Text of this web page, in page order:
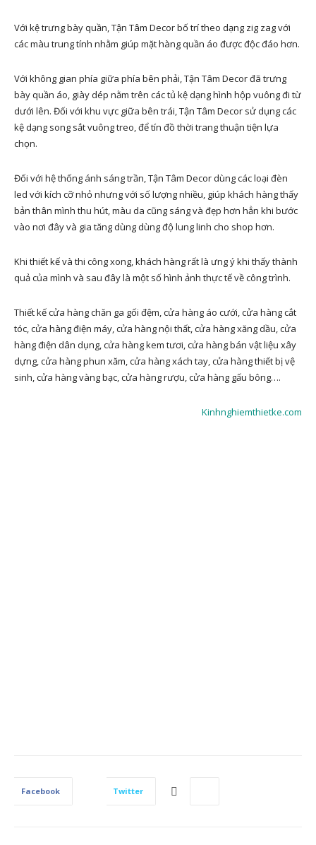
Với kệ trưng bày quần, Tận Tâm Decor bố trí theo dạng zig zag với
các màu trung tính nhằm giúp mặt hàng quần áo được độc đáo hơn.
Với không gian phía giữa phía bên phải, Tận Tâm Decor đã trưng
bày quần áo, giày dép nằm trên các tủ kệ dạng hình hộp vuông đi từ
dưới lên. Đối với khu vực giữa bên trái, Tận Tâm Decor sử dụng các
kệ dạng song sắt vuông treo, để tín đồ thời trang thuận tiện lựa
chọn.
Đối với hệ thống ánh sáng trần, Tận Tâm Decor dùng các loại đèn
led với kích cỡ nhỏ nhưng với số lượng nhiều, giúp khách hàng thấy
bản thân mình thu hút, màu da cũng sáng và đẹp hơn hẳn khi bước
vào nơi đây và gia tăng dùng dùng độ lung linh cho shop hơn.
Khi thiết kế và thi công xong, khách hàng rất là ưng ý khi thấy thành
quả của mình và sau đây là một số hình ảnh thực tế về công trình.
Thiết kế cửa hàng chăn ga gối đệm, cửa hàng áo cưới, cửa hàng cắt
tóc, cửa hàng điện máy, cửa hàng nội thất, cửa hàng xăng dầu, cửa
hàng điện dân dụng, cửa hàng kem tươi, cửa hàng bán vật liệu xây
dựng, cửa hàng phun xăm, cửa hàng xách tay, cửa hàng thiết bị vệ
sinh, cửa hàng vàng bạc, cửa hàng rượu, cửa hàng gấu bông….
Kinhnghiemthietke.com
Facebook Twitter